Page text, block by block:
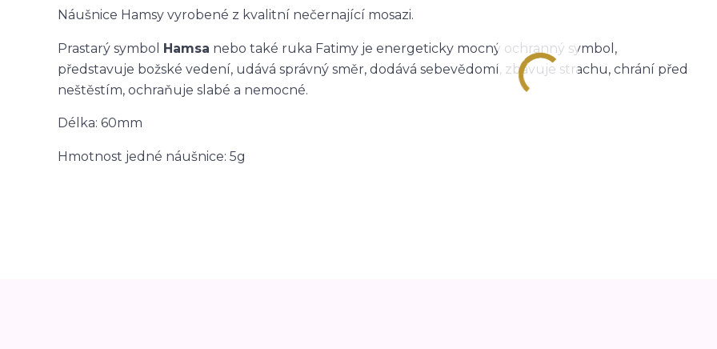
Náušnice Hamsy vyrobené z kvalitní nečernající mosazi.
Prastarý symbol Hamsa nebo také ruka Fatimy je energeticky mocný ochranný symbol,
představuje božské vedení, udává správný směr, dodává sebevědomí, zbavuje strachu, chrání před
neštěstím, ochraňuje slabé a nemocné.
Délka: 60mm
Hmotnost jedné náušnice: 5g